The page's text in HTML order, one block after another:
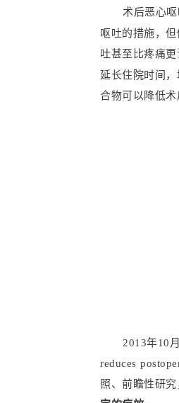
术后恶心
呕吐的措施，
吐甚至比疼痛
延长住院时间
合物可以降低
2013年10
reduces
照、前瞻性研